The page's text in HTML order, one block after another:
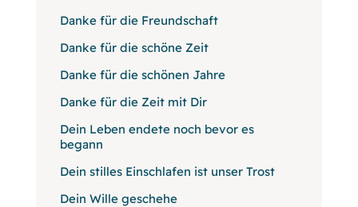
Danke für die Freundschaft
Danke für die schöne Zeit
Danke für die schönen Jahre
Danke für die Zeit mit Dir
Dein Leben endete noch bevor es
begann
Dein stilles Einschlafen ist unser Trost
Dein Wille geschehe